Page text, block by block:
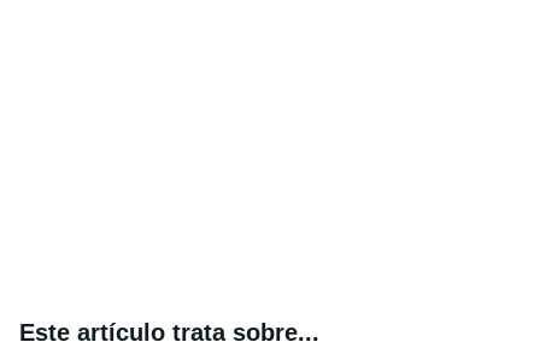
Este artículo trata sobre...